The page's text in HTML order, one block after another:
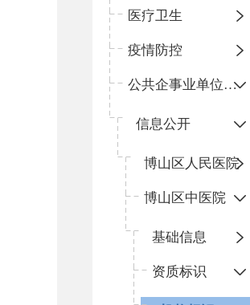
医疗卫生
疫情防控
公共企事业单位信息公开
信息公开
​博山区人民医院
博山区中医院
基础信息
资质标识